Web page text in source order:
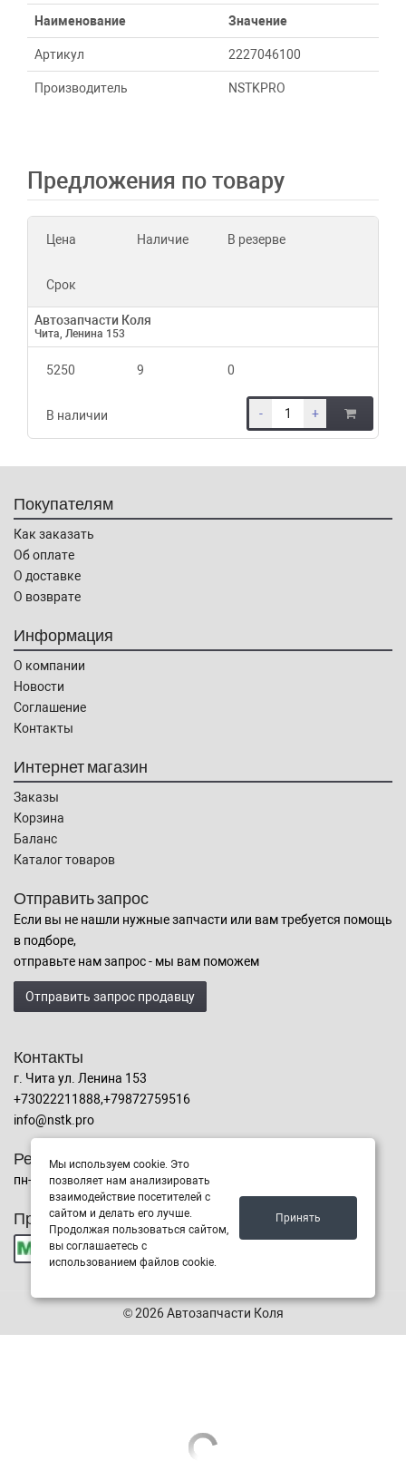
Наименование Значение
Артикул 2227046100
Производитель NSTKPRO
Предложения по товару
Цена Наличие В резерве
Срок
Автозапчасти Коля
Чита, Ленина 153
5250 9 0
В наличии - +
Покупателям
Как заказать
Об оплате
О доставке
О возврате
Информация
О компании
Новости
Соглашение
Контакты
Интернет магазин
Заказы
Корзина
Баланс
Каталог товаров
Отправить запрос
Если вы не нашли нужные запчасти или вам требуется помощь
в подборе,
отправьте нам запрос - мы вам поможем
Отправить запрос продавцу
Контакты
г. Чита ул. Ленина 153
+73022211888,+79872759516
info@nstk.pro
Режим работы
пн-сб с 9:00 до 19:00, Воскресенье с 10:00 до 17:00
Принимаем к оплате
© 2026 Автозапчасти Коля
Мы используем cookie. Это
позволяет нам анализировать
взаимодействие посетителей с
сайтом и делать его лучше.
Продолжая пользоваться сайтом,
вы соглашаетесь с
использованием файлов cookie.
Принять